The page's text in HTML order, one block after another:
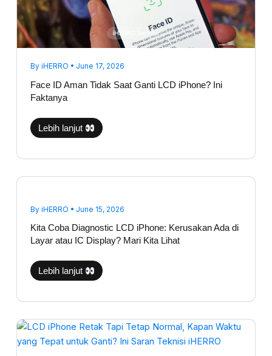
By iHERRO • June 17, 2026
Face ID Aman Tidak Saat Ganti LCD iPhone? Ini
Faktanya
Lebih lanjut
By iHERRO • June 15, 2026
Kita Coba Diagnostic LCD iPhone: Kerusakan Ada di
Layar atau IC Display? Mari Kita Lihat
LCD
iPhone:
Kerusakan
Ada
di
Layar
IC
Display?
Mari
Lihat
Lebih lanjut
LCD
iPhone
Retak
Tapi